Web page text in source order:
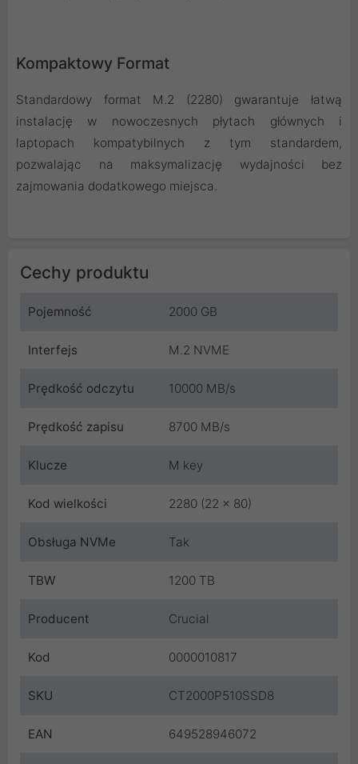
Kompaktowy Format
Standardowy format M.2 (2280) gwarantuje łatwą
instalację w nowoczesnych płytach głównych i
laptopach kompatybilnych z tym standardem,
pozwalając na maksymalizację wydajności bez
zajmowania dodatkowego miejsca.
Cechy produktu
Pojemność 2000 GB
Interfejs M.2 NVME
Prędkość odczytu 10000 MB/s
Prędkość zapisu 8700 MB/s
Klucze M key
Kod wielkości 2280 (22 x 80)
Obsługa NVMe Tak
TBW 1200 TB
Producent Crucial
Kod 0000010817
SKU CT2000P510SSD8
EAN 649528946072